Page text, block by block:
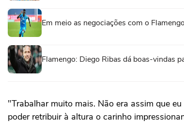
Em meio as negociações com o
Flamengo: Diego Ribas dá boas-vindas
"Trabalhar muito mais. Não era assim que
poder retribuir à altura o carinho